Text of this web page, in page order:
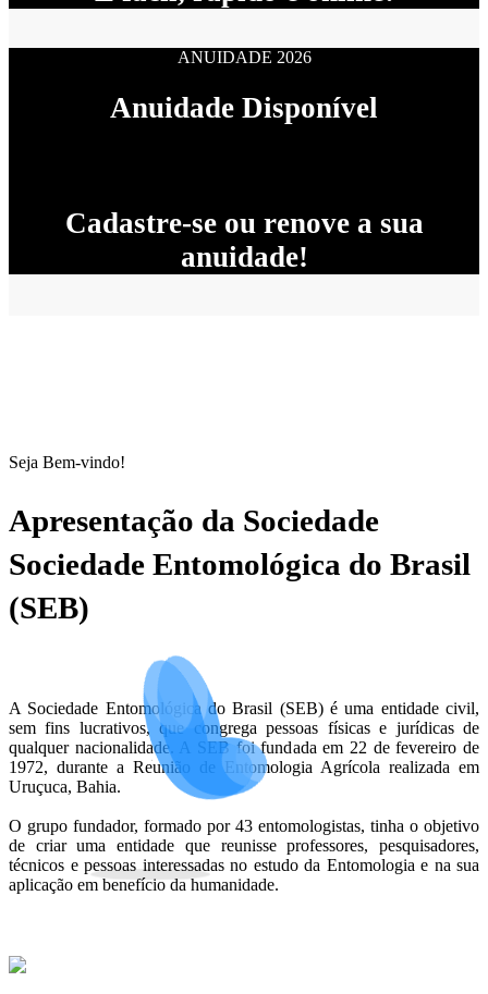
ANUIDADE 2026
Anuidade Disponível
Cadastre-se ou renove a sua
anuidade!
Seja Bem-vindo!
Apresentação da Sociedade
Sociedade Entomológica do Brasil
(SEB)
A Sociedade Entomológica do Brasil (SEB) é uma entidade civil,
sem fins lucrativos, que congrega pessoas físicas e jurídicas de
qualquer nacionalidade. A SEB foi fundada em 22 de fevereiro de
1972, durante a Reunião de Entomologia Agrícola realizada em
Uruçuca, Bahia.
O grupo fundador, formado por 43 entomologistas, tinha o objetivo
de criar uma entidade que reunisse professores, pesquisadores,
técnicos e pessoas interessadas no estudo da Entomologia e na sua
aplicação em benefício da humanidade.